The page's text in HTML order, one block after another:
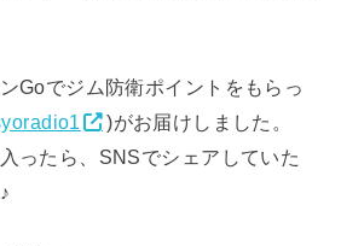
Goでジム防衛ポイントをもらっ
)がお届けしました。
ったら、SNSでシェアしていた